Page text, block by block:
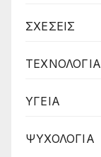
ΣΧΕΣΕΙΣ
ΤΕΧΝΟΛΟΓΙΑ
ΥΓΕΙΑ
ΨΥΧΟΛΟΓΙΑ